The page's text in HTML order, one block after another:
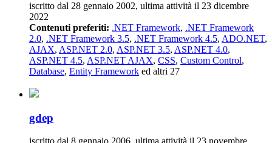
iscritto dal 28 gennaio 2002, ultima attività il 23 dicembre
2022
Contenuti preferiti: .NET Framework, .NET Framework
2.0, .NET Framework 3.5, .NET Framework 4.5, ADO.NET,
AJAX, ASP.NET 2.0, ASP.NET 3.5, ASP.NET 4.0,
ASP.NET 4.5, ASP.NET AJAX, CSS, Custom Control,
Database, Entity Framework ed altri 27
gdep